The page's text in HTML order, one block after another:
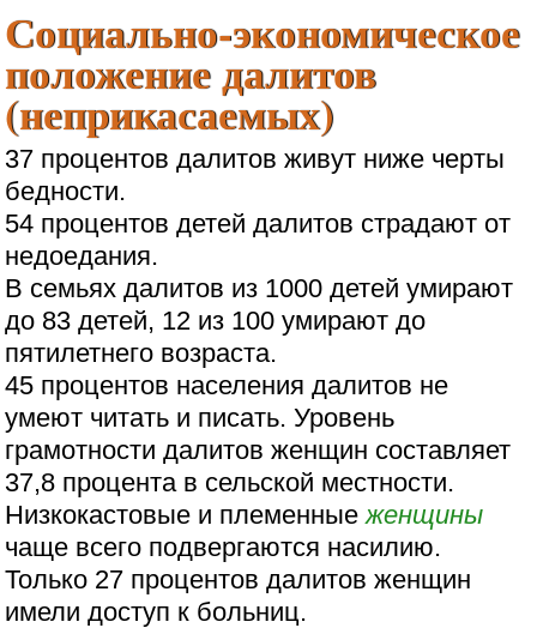
Социально-экономическое
положение далитов
(неприкасаемых)
37 процентов далитов живут ниже черты
бедности.
54 процентов детей далитов страдают от
недоедания.
В семьях далитов из 1000 детей умирают
до 83 детей, 12 из 100 умирают до
пятилетнего возраста.
45 процентов населения далитов не
умеют читать и писать. Уровень
грамотности далитов женщин составляет
37,8 процента в сельской местности.
Низкокастовые и племенныеженщины
чаще всего подвергаются насилию.
Только 27 процентов далитов женщин
имели доступ к больниц.